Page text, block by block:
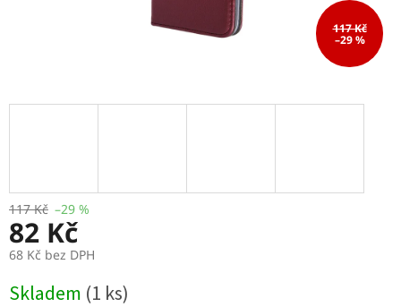
117 Kč
–29 %
117 Kč –29 %
82 Kč
68 Kč bez DPH
cena:
Skladem (1 ks)